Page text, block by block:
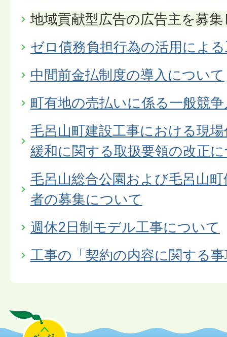
地域貢献型広告の広告主を募
ゼロ債務負担行為の活用によ
中間前金払制度の導入について
町有地の売払いに係る一般競
毛呂山町建設工事における現
緩和に関する取扱要領の改正
毛呂山総合公園および毛呂山
者の募集について
週休2日制モデル工事について
工事の「契約の内容に関する